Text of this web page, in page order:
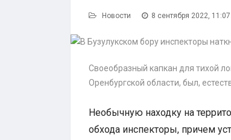
Новости 8 сентября 2022, 11:07
Своеобразный капкан для тихой
Оренбургской области, был,
Необычную находку на
обхода инспекторы, причем